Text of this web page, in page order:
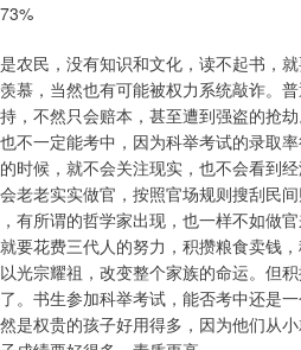
农民，没有知识和文化，读不起书，
慕，当然也有可能被权力系统敲诈。
，不然只会赔本，甚至遭到强盗的抢
不一定能考中，因为科举考试的录取
时候，就不会关注现实，也不会看到
老老实实做官，按照官场规则搜刮民
有所谓的哲学家出现，也一样不如做
要花费三代人的努力，积攒粮食卖钱
光宗耀祖，改变整个家族的命运。但
。书生参加科举考试，能否考中还是
是权贵的孩子好用得多，因为他们从